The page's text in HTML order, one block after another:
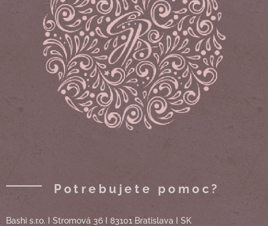
Potrebujete pomoc?
Bashi s.r.o. I Stromová 36 I 83101 Bratislava I SK